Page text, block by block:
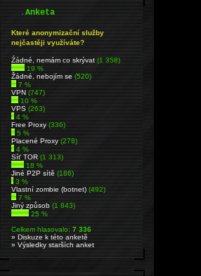
.Anketa
Které anonymizační služby
nejčastěji využíváte?
Źádné, nemám co skrývat(1 358)
19 %
Žádné, nebojím se(520)
7 %
VPN(747)
10 %
VPS(263)
4 %
Free Proxy(336)
5 %
Placené Proxy(278)
4 %
Síť TOR(1 313)
18 %
Jiné P2P sítě(186)
3 %
Vlastní zombie (botnet)(492)
7 %
Jiný způsob(1 843)
25 %
Celkem hlasovalo:7 336
» Diskuze k této anketě
» Výsledky starších anket